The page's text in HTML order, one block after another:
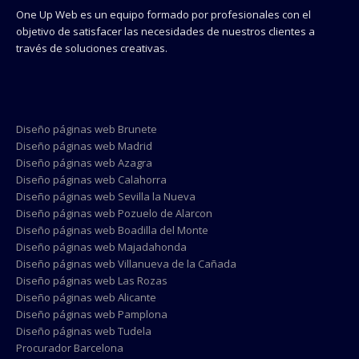
One Up Web es un equipo formado por profesionales con el
objetivo de satisfacer las necesidades de nuestros clientes a
través de soluciones creativas.
Diseño páginas web Brunete
Diseño páginas web Madrid
Diseño páginas web Azagra
Diseño páginas web Calahorra
Diseño páginas web Sevilla la Nueva
Diseño páginas web Pozuelo de Alarcon
Diseño páginas web Boadilla del Monte
Diseño páginas web Majadahonda
Diseño páginas web Villanueva de la Cañada
Diseño páginas web Las Rozas
Diseño páginas web Alicante
Diseño páginas web Pamplona
Diseño páginas web Tudela
Procurador Barcelona